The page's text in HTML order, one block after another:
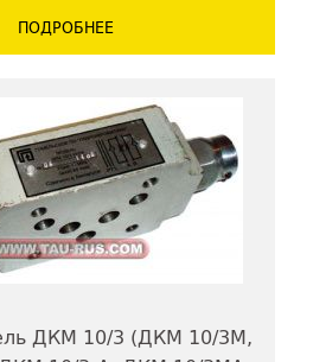
ПОДРОБНЕЕ
ДКМ 10/3 (ДКМ 10/3М,